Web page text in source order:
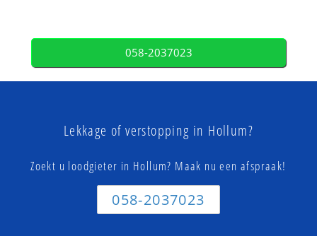
058-2037023
Lekkage of verstopping in Hollum?
Zoekt u loodgieter in Hollum? Maak nu een afspraak!
058-2037023